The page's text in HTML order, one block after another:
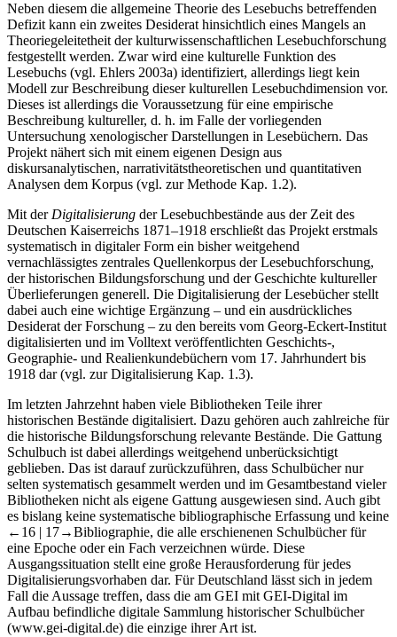
Neben diesem die allgemeine Theorie des Lesebuchs betreffenden
Defizit kann ein zweites Desiderat hinsichtlich eines Mangels an
Theoriegeleitetheit der kulturwissenschaftlichen Lesebuchforschung
festgestellt werden. Zwar wird eine kulturelle Funktion des
Lesebuchs (vgl. Ehlers 2003a) identifiziert, allerdings liegt kein
Modell zur Beschreibung dieser kulturellen Lesebuchdimension vor.
Dieses ist allerdings die Voraussetzung für eine empirische
Beschreibung kultureller, d. h. im Falle der vorliegenden
Untersuchung xenologischer Darstellungen in Lesebüchern. Das
Projekt nähert sich mit einem eigenen Design aus
diskursanalytischen, narrativitätstheoretischen und quantitativen
Analysen dem Korpus (vgl. zur Methode Kap. 1.2).
Mit derDigitalisierung der Lesebuchbestände aus der Zeit des
Deutschen Kaiserreichs 1871–1918 erschließt das Projekt erstmals
systematisch in digitaler Form ein bisher weitgehend
vernachlässigtes zentrales Quellenkorpus der Lesebuchforschung,
der historischen Bildungsforschung und der Geschichte kultureller
Überlieferungen generell. Die Digitalisierung der Lesebücher stellt
dabei auch eine wichtige Ergänzung – und ein ausdrückliches
Desiderat der Forschung – zu den bereits vom Georg-Eckert-Institut
digitalisierten und im Volltext veröffentlichten Geschichts-,
Geographie- und Realienkundebüchern vom 17. Jahrhundert bis
1918 dar (vgl. zur Digitalisierung Kap. 1.3).
Im letzten Jahrzehnt haben viele Bibliotheken Teile ihrer
historischen Bestände digitalisiert. Dazu gehören auch zahlreiche für
die historische Bildungsforschung relevante Bestände. Die Gattung
Schulbuch ist dabei allerdings weitgehend unberücksichtigt
geblieben. Das ist darauf zurückzuführen, dass Schulbücher nur
selten systematisch gesammelt werden und im Gesamtbestand vieler
Bibliotheken nicht als eigene Gattung ausgewiesen sind. Auch gibt
es bislang keine systematische bibliographische Erfassung und keine
←16 | 17→Bibliographie, die alle erschienenen Schulbücher für
eine Epoche oder ein Fach verzeichnen würde. Diese
Ausgangssituation stellt eine große Herausforderung für jedes
Digitalisierungsvorhaben dar. Für Deutschland lässt sich in jedem
Fall die Aussage treffen, dass die am GEI mit GEI-Digital im
Aufbau befindliche digitale Sammlung historischer Schulbücher
(www.gei-digital.de) die einzige ihrer Art ist.